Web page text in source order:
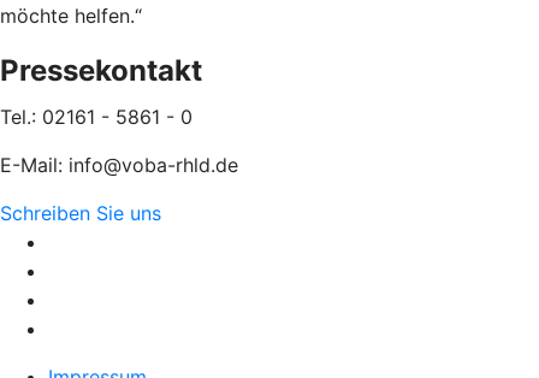
möchte helfen.“
Pressekontakt
Tel.: 02161 - 5861 - 0
E-Mail: info@voba-rhld.de
Schreiben Sie uns